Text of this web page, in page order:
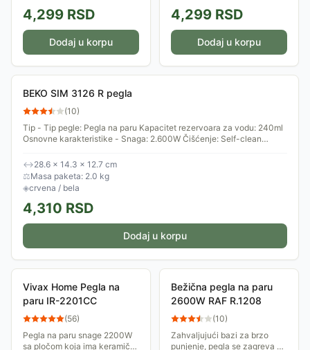
4,299 RSD
Dodaj u korpu
4,299 RSD
Dodaj u korpu
BEKO SIM 3126 R pegla
(10)
Tip - Tip pegle: Pegla na paru Kapacitet rezervoara za vodu: 240ml
Osnovne karakteristike - Snaga: 2.600W Čišćenje: Self-clean
↔28.6 × 14.3 × 12.7 cm
⚖Masa paketa: 2.0 kg
◈crvena / bela
4,310 RSD
Dodaj u korpu
Vivax Home Pegla na
paru IR-2201CC
(56)
Pegla na paru snage 2200W
sa pločom koja ima keramički
Bežična pegla na paru
2600W RAF R.1208
(10)
Zahvaljujući bazi za brzo
punjenje, pegla se zagreva u